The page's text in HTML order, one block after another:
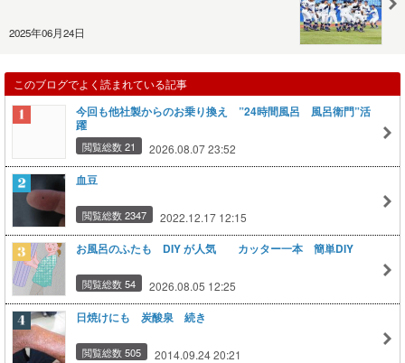
2025年06月24日
このブログでよく読まれている記事
今回も他社製からのお乗り換え ”24時間風呂 風呂衛門”活
躍
閲覧総数 21 2026.08.07 23:52
血豆
閲覧総数 2347 2022.12.17 12:15
お風呂のふたも DIY が人気 カッター一本 簡単DIY
閲覧総数 54 2026.08.05 12:25
日焼けにも 炭酸泉 続き
閲覧総数 505 2014.09.24 20:21